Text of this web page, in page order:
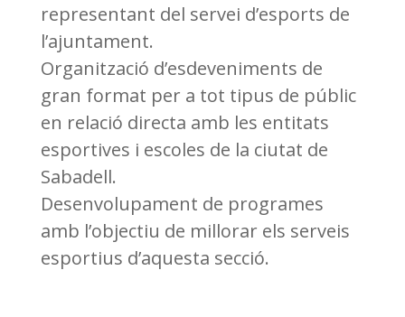
representant del servei d’esports de
l’ajuntament.
Organització d’esdeveniments de
gran format per a tot tipus de públic
en relació directa amb les entitats
esportives i escoles de la ciutat de
Sabadell.
Desenvolupament de programes
amb l’objectiu de millorar els serveis
esportius d’aquesta secció.